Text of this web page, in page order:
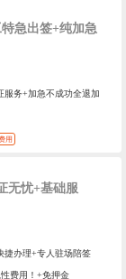
急出签+纯加急
服务+加急不成功全退加
用
无忧+基础服
捷办理+专人驻场陪签
费用！+免押金